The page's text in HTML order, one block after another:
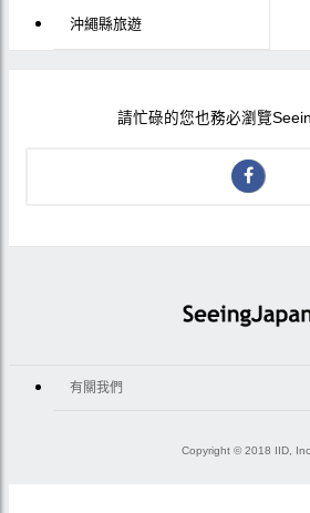
沖繩縣旅遊
請忙碌的您也務必瀏覽
有關我們
Copyright © 2018 IID, Inc.